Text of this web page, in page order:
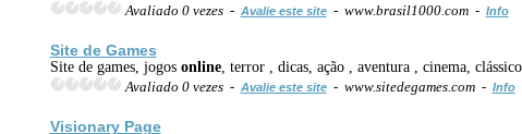
Avaliado 0 vezes - Avalie este site- www.brasil1000.com - Info
Site de Games
Site de games, jogos online, terror , dicas, ação , aventura , cinema,
Avaliado 0 vezes - Avalie este site- www.sitedegames.com - Info
Visionary Page